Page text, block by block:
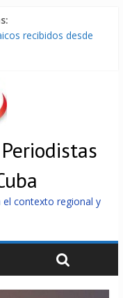
recibidos desde
Cuba
de EEUU
apuntan a la
para que no se
el contexto regional y